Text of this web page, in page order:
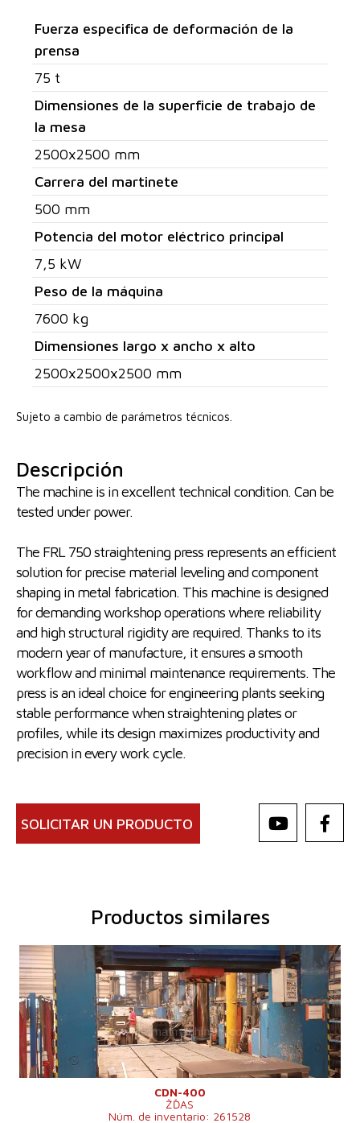
Fuerza especifica de deformación de la
prensa
75 t
Dimensiones de la superficie de trabajo de
la mesa
2500x2500 mm
Carrera del martinete
500 mm
Potencia del motor eléctrico principal
7,5 kW
Peso de la máquina
7600 kg
Dimensiones largo x ancho x alto
2500x2500x2500 mm
Sujeto a cambio de parámetros técnicos.
Descripción
The machine is in excellent technical condition. Can be
tested under power.
The FRL 750 straightening press represents an efficient
solution for precise material leveling and component
shaping in metal fabrication. This machine is designed
for demanding workshop operations where reliability
and high structural rigidity are required. Thanks to its
modern year of manufacture, it ensures a smooth
workflow and minimal maintenance requirements. The
press is an ideal choice for engineering plants seeking
stable performance when straightening plates or
profiles, while its design maximizes productivity and
precision in every work cycle.
SOLICITAR UN PRODUCTO
Productos similares
Año de fabricación:
1987
Fuerza especifica de deformación de la prensa400 t
Dimensiones de la superficie de trabajo de la
mesa
3000x6000 mm
Carrera del martinete
1000 mm
Potencia del motor eléctrico principal
15 kW
Dimensiones largo x ancho x alto
6000x4150x4170
mm
Peso de la máquina
43800 kg
CDN-400
ŽĎAS
Núm. de inventario: 261528